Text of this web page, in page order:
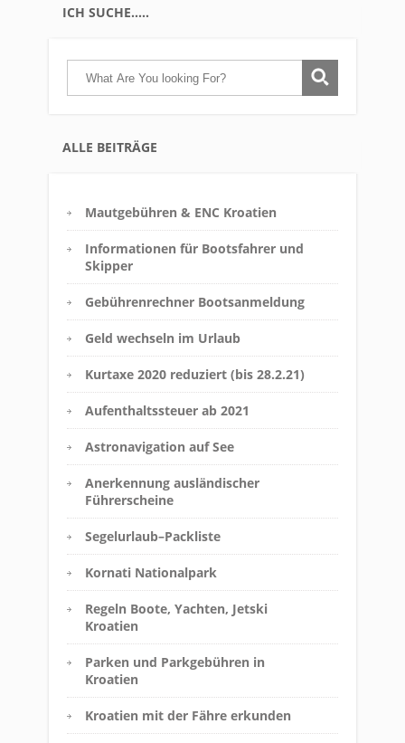
ICH SUCHE…..
ALLE BEITRÄGE
Mautgebühren & ENC Kroatien
Informationen für Bootsfahrer und
Skipper
Gebührenrechner Bootsanmeldung
Geld wechseln im Urlaub
Kurtaxe 2020 reduziert (bis 28.2.21)
Aufenthaltssteuer ab 2021
Astronavigation auf See
Anerkennung ausländischer
Führerscheine
Segelurlaub–Packliste
Kornati Nationalpark
Regeln Boote, Yachten, Jetski
Kroatien
Parken und Parkgebühren in
Kroatien
Kroatien mit der Fähre erkunden